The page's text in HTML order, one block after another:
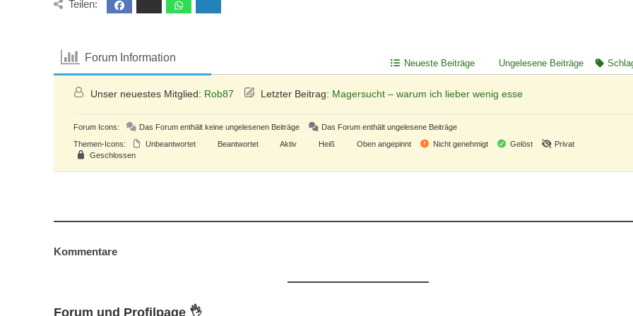
Teilen:
Forum Information Neueste Beiträge Ungelesene Beiträge
Unser neuestes Mitglied: Rob87 Letzter Beitrag: Magersucht – warum ich lieber wenig esse
Forum Icons: Das Forum enthält keine ungelesenen Beiträge
Das Forum enthält ungelesene Beiträge
Themen-Icons:
Unbeantwortet Beantwortet Aktiv Heiß Oben angepinnt Nicht genehmigt Gelöst
Privat
Geschlossen
Kommentare
Forum und Profilpage 👌